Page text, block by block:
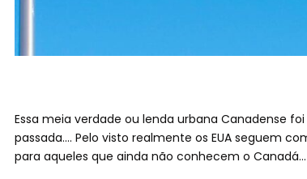
Essa meia verdade ou lenda urbana Canadense
passada…. Pelo visto realmente os EUA seguem
para aqueles que ainda não conhecem o Canadá…